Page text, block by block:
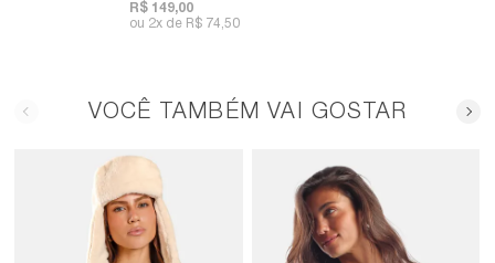
R$ 149,00
2x R$ 74,50
VOCÊ TAMBÉM VAI GOSTAR